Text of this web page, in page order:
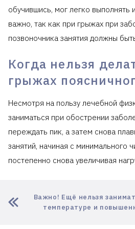
обучившись, мог легко выполнять
важно, так как при грыжах при
позвоночника занятия должны
Когда нельзя
грыжах
Несмотря на пользу лечебной
заниматься при обострении
переждать пик, а затем снова
занятий, начиная с минимального
постепенно снова увеличивая
Важно! Ещё нельзя
температуре и